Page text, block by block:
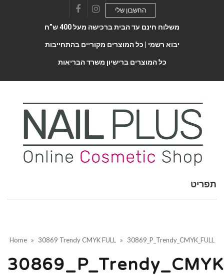
FacebookInstagram
החשבון שלי
משלוח חינם עד הבית ברכישה מעל 400 ש”ח
יבוא רשמי | כל המוצרים מקוריים בהתחייבות
כל המוצרים ברישיון משרד הבריאות
Toggle
תפריט
Home » 30869 Trendy CMYK FULL » 30869_P_Trendy_CMYK_FULL